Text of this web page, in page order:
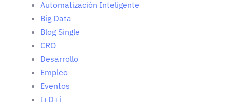
Automatización Inteligente
Big Data
Blog Single
CRO
Desarrollo
Empleo
Eventos
I+D+i